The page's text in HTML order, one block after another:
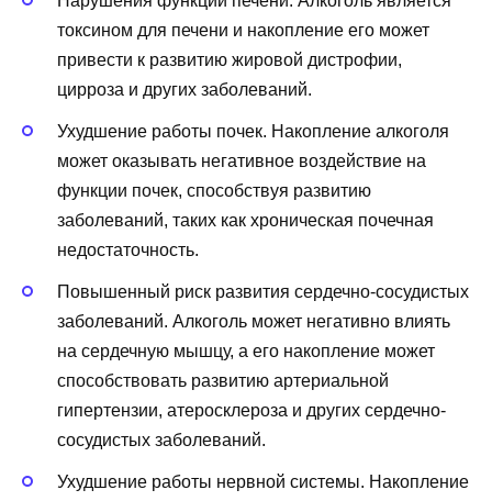
токсином для печени и накопление его может
привести к развитию жировой дистрофии,
цирроза и других заболеваний.
Ухудшение работы почек. Накопление алкоголя
может оказывать негативное воздействие на
функции почек, способствуя развитию
заболеваний, таких как хроническая почечная
недостаточность.
Повышенный риск развития сердечно-сосудистых
заболеваний. Алкоголь может негативно влиять
на сердечную мышцу, а его накопление может
способствовать развитию артериальной
гипертензии, атеросклероза и других сердечно-
сосудистых заболеваний.
Ухудшение работы нервной системы. Накопление